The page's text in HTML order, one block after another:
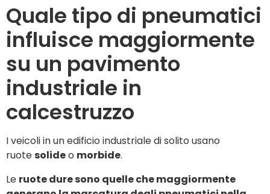
Quale tipo di pneumatici
influisce maggiormente
su un pavimento
industriale in
calcestruzzo
I veicoli in un edificio industriale di solito usano
ruotesolideo morbide.
Le ruote dure sono quelle che maggiormente